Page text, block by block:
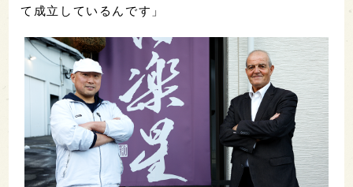
て成立しているんです」